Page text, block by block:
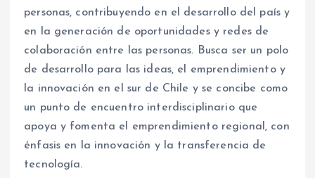
personas, contribuyendo en el desarrollo del país y
en la generación de oportunidades y redes de
colaboración entre las personas. Busca ser un polo
de desarrollo para las ideas, el emprendimiento y
la innovación en el sur de Chile y se concibe como
un punto de encuentro interdisciplinario que
apoya y fomenta el emprendimiento regional, con
énfasis en la innovación y la transferencia de
tecnología.